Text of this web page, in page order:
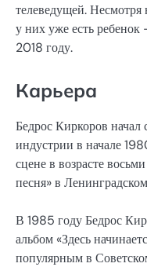
телеведущей.
у них уже есть
2018 году.
Карьера
Бедрос Киркоров
индустрии в начале
сцене в возрасте
песня» в
В 1985 году Бедрос
альбом «Здесь
популярным в